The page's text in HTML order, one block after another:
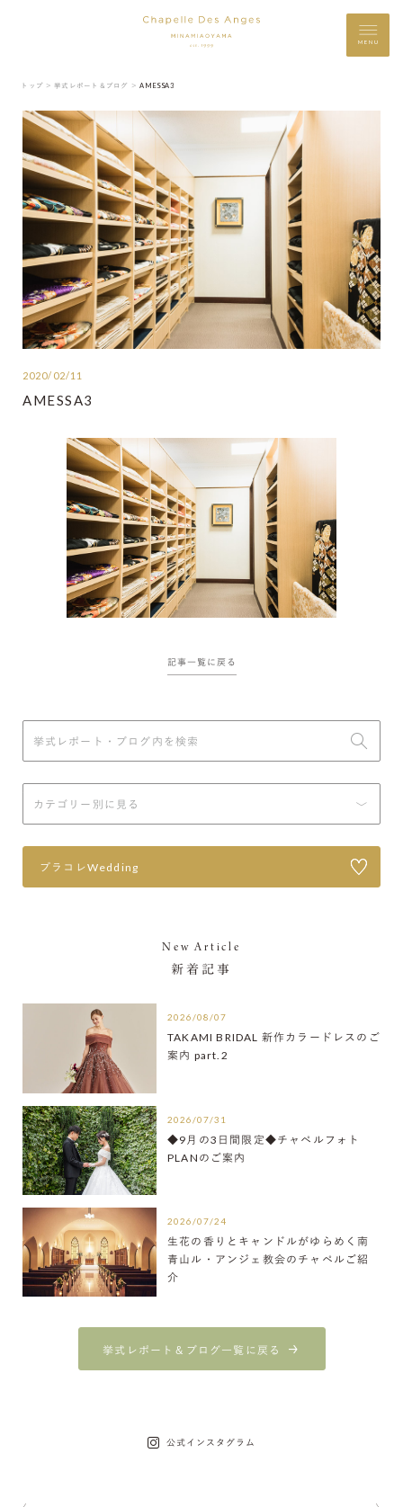
MENU
トップ ＞ 挙式レポート＆ブログ ＞ AMESSA3
2020/02/11
AMESSA3
記事一覧に戻る
プラコレWedding
New Article
新着記事
2026/08/07
TAKAMI BRIDAL 新作カラードレスのご
案内 part.2
2026/07/31
◆9月の3日間限定◆チャペルフォト
PLANのご案内
2026/07/24
生花の香りとキャンドルがゆらめく南
青山ル・アンジェ教会のチャペルご紹
介
挙式レポート＆ブログ一覧に戻る
公式インスタグラム